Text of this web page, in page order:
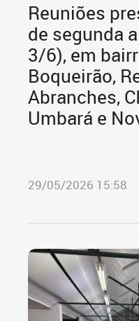
Reuniões
de segunda
3/6), em
Boqueirão,
Abranches,
Umbará e
29/05/2026 15:58